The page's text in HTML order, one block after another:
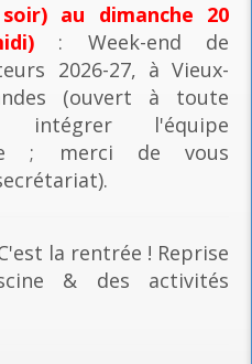
au dimanche 20
: Week-end de
2026-27, à Vieux-
(ouvert à toute
intégrer l'équipe
; merci de vous
la rentrée ! Reprise
& des activités